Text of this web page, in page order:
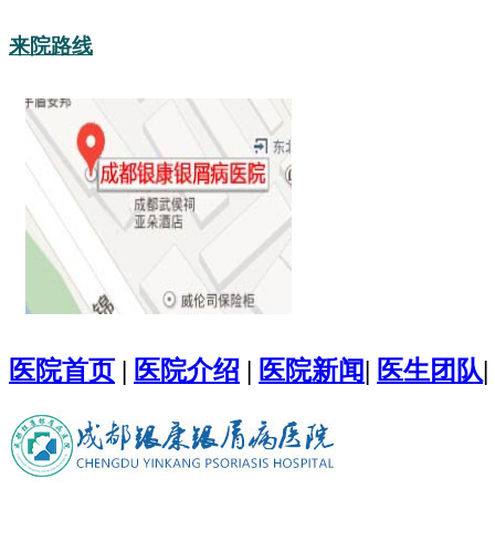
来院路线
医院首页 | 医院介绍 | 医院新闻| 医生团队|